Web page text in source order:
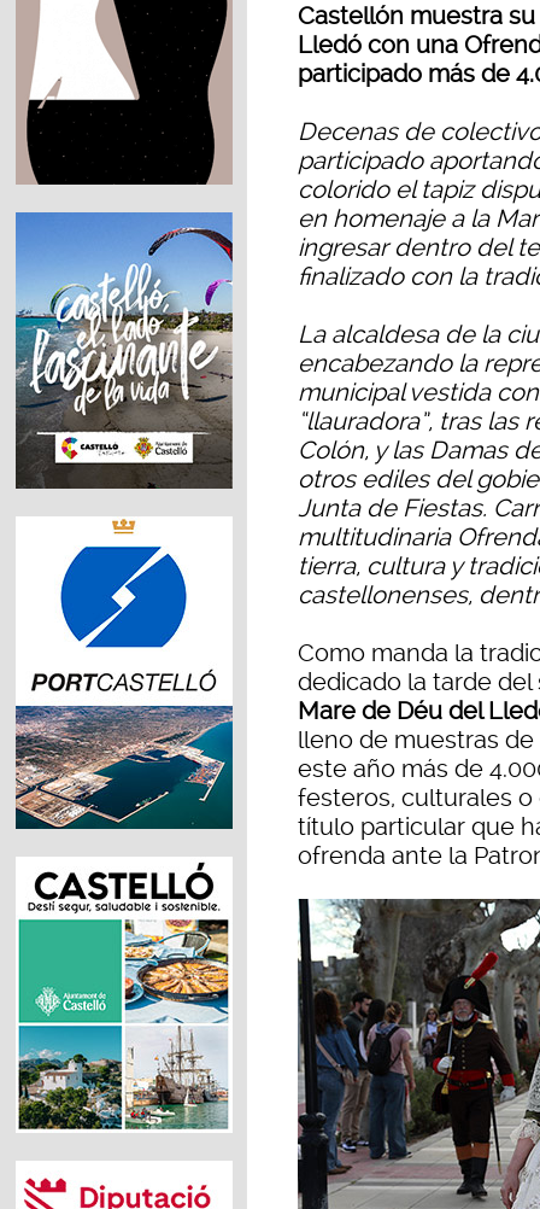
Castellón muestra
Lledó con una
participado más de
Decenas de
participado
colorido el tapiz
en homenaje a la
ingresar dentro del
finalizado con la
La alcaldesa de la
encabezando la
municipal vestida
“llauradora”, tras las
Colón, y las Damas
otros ediles del
Junta de Fiestas.
multitudinaria
tierra, cultura y
castellonenses,
Como manda la
dedicado la tarde
Mare de Déu del
lleno de muestras
este año más de
festeros, culturales o
título particular que
ofrenda ante la